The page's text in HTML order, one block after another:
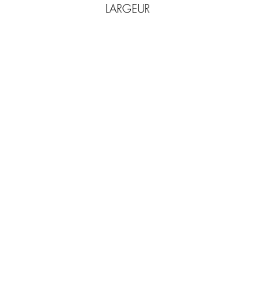
LARGEUR